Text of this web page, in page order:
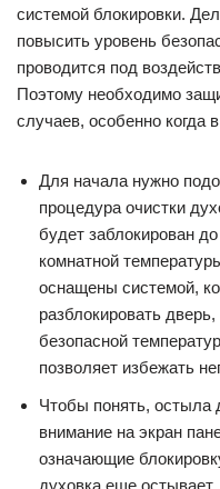
системой блокировки.
повысить уровень
проводится под
Поэтому необходимо
случаев, особенно когда
Для начала нужно
процедура очистки
будет заблокирован
комнатной
оснащены системой,
разблокировать
безопасной
позволяет избежать
Чтобы понять, остыла
внимание на экран
означающие
духовка еще